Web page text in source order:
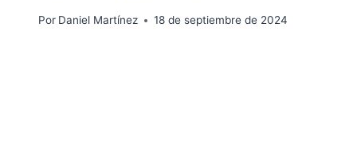
Por Daniel Martínez 18 de septiembre de 2024